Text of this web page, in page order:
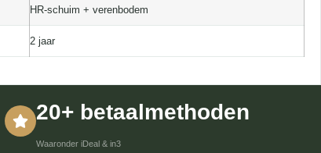
HR-schuim + verenbodem
2 jaar
20+ betaalmethoden
Waaronder iDeal & in3